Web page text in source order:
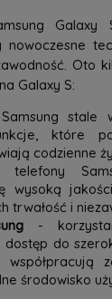
Galaxy
nowoczesne
Oto
Galaxy S:
stale
które
codzienne
wysoką
trwałość i
-
dostęp do
współpracują
środowisko